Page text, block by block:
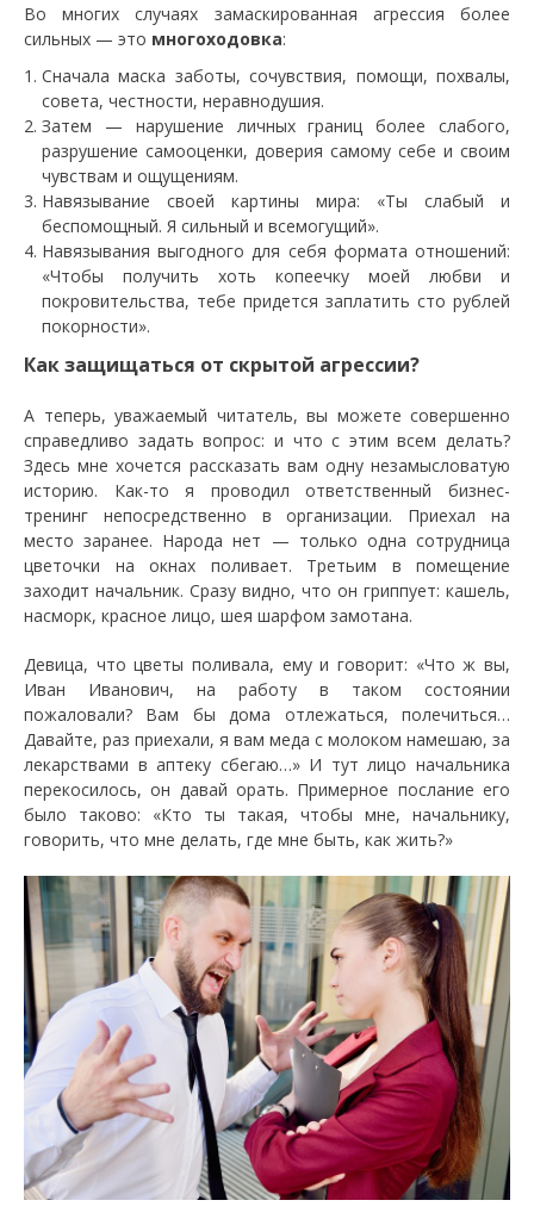
Во многих случаях замаскированная агрессия более
сильных — это многоходовка:
Сначала маска заботы, сочувствия, помощи, похвалы,
совета, честности, неравнодушия.
Затем — нарушение личных границ более слабого,
разрушение самооценки, доверия самому себе и своим
чувствам и ощущениям.
Навязывание своей картины мира: «Ты слабый и
беспомощный. Я сильный и всемогущий».
Навязывания выгодного для себя формата отношений:
«Чтобы получить хоть копеечку моей любви и
покровительства, тебе придется заплатить сто рублей
покорности».
Как защищаться от скрытой агрессии?
А теперь, уважаемый читатель, вы можете совершенно
справедливо задать вопрос: и что с этим всем делать?
Здесь мне хочется рассказать вам одну незамысловатую
историю. Как-то я проводил ответственный бизнес-
тренинг непосредственно в организации. Приехал на
место заранее. Народа нет — только одна сотрудница
цветочки на окнах поливает. Третьим в помещение
заходит начальник. Сразу видно, что он гриппует: кашель,
насморк, красное лицо, шея шарфом замотана.
Девица, что цветы поливала, ему и говорит: «Что ж вы,
Иван Иванович, на работу в таком состоянии
пожаловали? Вам бы дома отлежаться, полечиться…
Давайте, раз приехали, я вам меда с молоком намешаю, за
лекарствами в аптеку сбегаю…» И тут лицо начальника
перекосилось, он давай орать. Примерное послание его
было таково: «Кто ты такая, чтобы мне, начальнику,
говорить, что мне делать, где мне быть, как жить?»